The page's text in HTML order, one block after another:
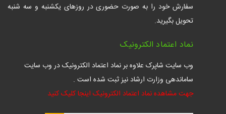
سفارش خود را به صورت حضوری در روزهای یکشنبه و سه شنبه
تحویل بگیرید.
نماد اعتماد الکترونیک
وب سایت شاپرک علاوه بر نماد اعتماد الکترونیک در وب سایت
ساماندهی وزارت ارشاد نیز ثبت شده است .
جهت مشاهده نماد اعتماد الکترونیک اینجا کلیک کنید